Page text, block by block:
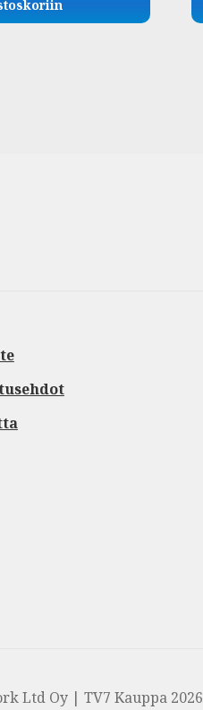
Ltd Oy | TV7 Kauppa 2026